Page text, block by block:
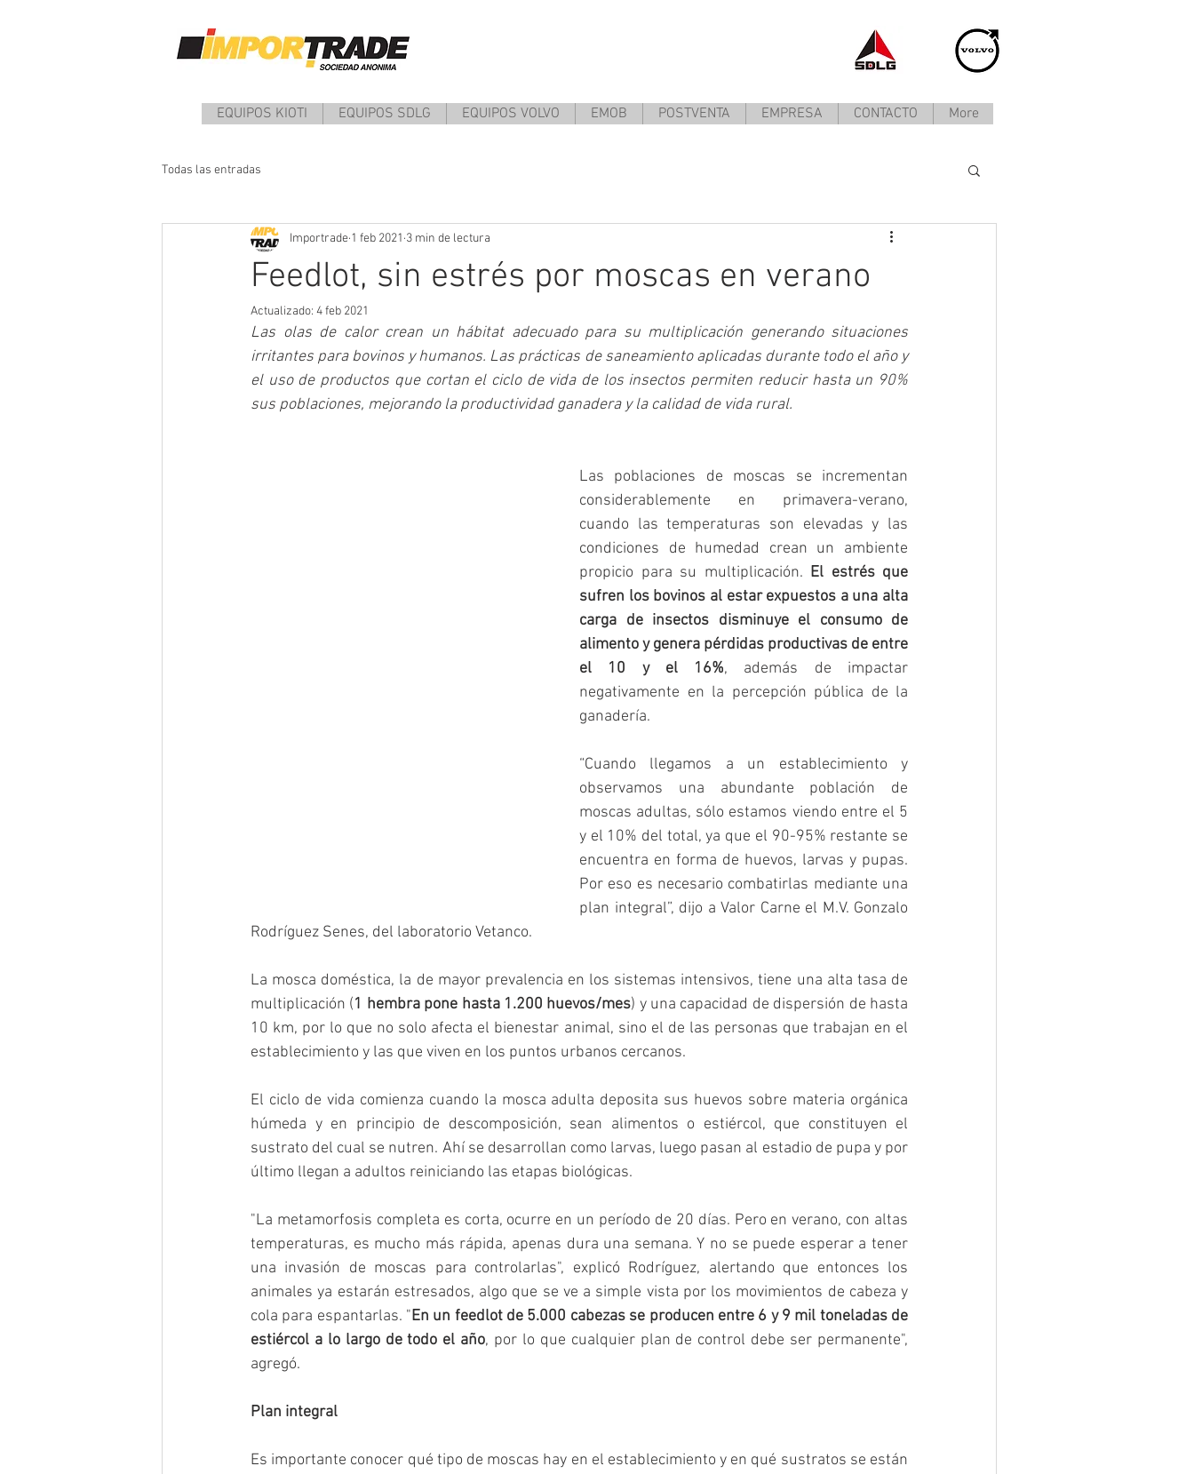
EQUIPOS KIOTI EQUIPOS SDLG EQUIPOS VOLVO EMOB POSTVENTA EMPRESA CONTACTO More
Todas las entradas
Feedlot, sin estrés por moscas en verano
Importrade 1 feb 2021 3 min de lectura
Actualizado: 4 feb 2021
Las olas de calor crean un hábitat adecuado para su multiplicación generando situaciones
irritantes para bovinos y humanos. Las prácticas de saneamiento aplicadas durante todo el año y
el uso de productos que cortan el ciclo de vida de los insectos permiten reducir hasta un 90%
sus poblaciones, mejorando la productividad ganadera y la calidad de vida rural.
Las poblaciones de moscas se incrementan
considerablemente en primavera-verano,
cuando las temperaturas son elevadas y las
condiciones de humedad crean un ambiente
propicio para su multiplicación. El estrés que
sufren los bovinos al estar expuestos a una alta
carga de insectos disminuye el consumo de
alimento y genera pérdidas productivas de entre
el 10 y el 16%, además de impactar
negativamente en la percepción pública de la
ganadería.
“Cuando llegamos a un establecimiento y
observamos una abundante población de
moscas adultas, sólo estamos viendo entre el 5
y el 10% del total, ya que el 90-95% restante se
encuentra en forma de huevos, larvas y pupas.
Por eso es necesario combatirlas mediante una
plan integral”, dijo a Valor Carne el M.V. Gonzalo
Rodríguez Senes, del laboratorio Vetanco.
La mosca doméstica, la de mayor prevalencia en los sistemas intensivos, tiene una alta tasa de
multiplicación (1 hembra pone hasta 1.200 huevos/mes) y una capacidad de dispersión de hasta
10 km, por lo que no solo afecta el bienestar animal, sino el de las personas que trabajan en el
establecimiento y las que viven en los puntos urbanos cercanos.
El ciclo de vida comienza cuando la mosca adulta deposita sus huevos sobre materia orgánica
húmeda y en principio de descomposición, sean alimentos o estiércol, que constituyen el
sustrato del cual se nutren. Ahí se desarrollan como larvas, luego pasan al estadio de pupa y por
último llegan a adultos reiniciando las etapas biológicas.
"La metamorfosis completa es corta, ocurre en un período de 20 días. Pero en verano, con altas
temperaturas, es mucho más rápida, apenas dura una semana. Y no se puede esperar a tener
una invasión de moscas para controlarlas", explicó Rodríguez, alertando que entonces los
animales ya estarán estresados, algo que se ve a simple vista por los movimientos de cabeza y
cola para espantarlas. "En un feedlot de 5.000 cabezas se producen entre 6 y 9 mil toneladas de
estiércol a lo largo de todo el año, por lo que cualquier plan de control debe ser permanente",
agregó.
Plan integral
Es importante conocer qué tipo de moscas hay en el establecimiento y en qué sustratos se están